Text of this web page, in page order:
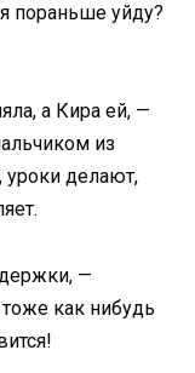
пораньше уйду?
а Кира ей, —
из
уроки делают,
—
как нибудь